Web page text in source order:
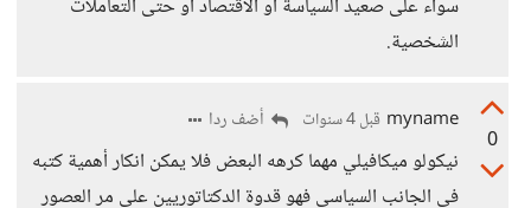
سواء على صعيد السياسة أو الاقتصاد أو حتى التعاملات
الشخصية.
0
myname قبل 4 سنوات أضف ردا
نيكولو ميكافيلي مهما كرهه البعض فلا يمكن انكار أهمية كتبه
في الجانب السياسي فهو قدوة الدكتاتوريين على مر العصور